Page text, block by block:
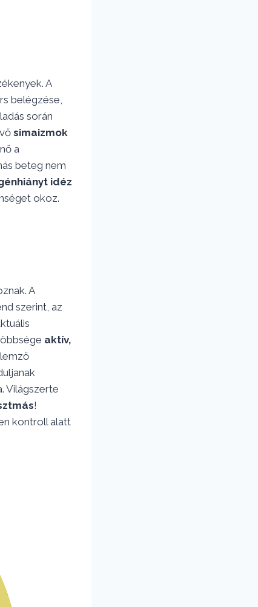
A
belégzése,
során
simaizmok
a
beteg nem
idéz
okoz.
A
szerint, az
aktív,
Világszerte
!
kontroll alatt